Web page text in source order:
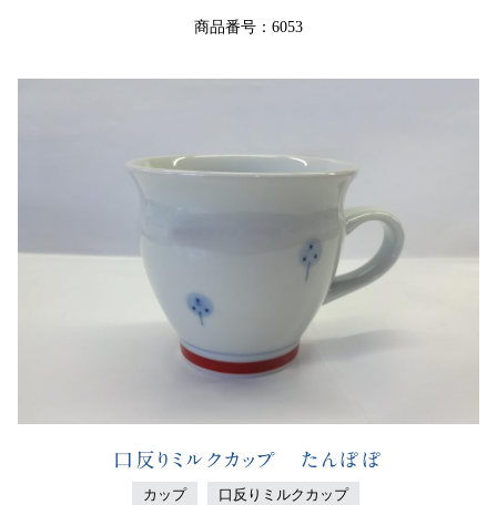
商品番号：6053
口反りミルクカップ たんぽぽ
カップ 口反りミルクカップ